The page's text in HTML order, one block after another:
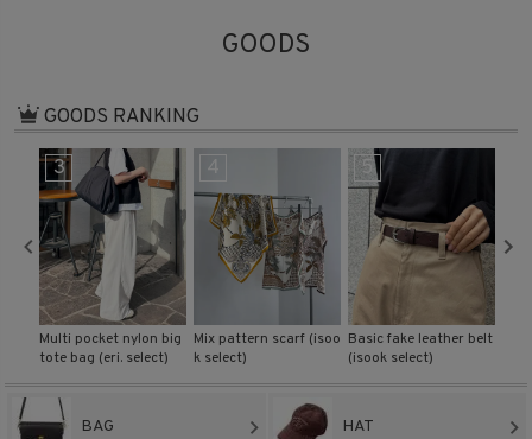
販売タイプ
新着 再入荷 SALE
商品タイプ
ORIGINAL HIT ITEM
GOODS
GOODS RANKING
3
Multi pocket nylon big
tote bag (eri. select)
4
Mix pattern scarf (isoo
k select)
5
Basic fake leather belt
(isook select)
BAG HAT